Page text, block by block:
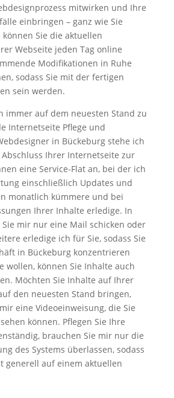
mitwirken und Ihre
einbringen – ganz wie Sie
Sie die aktuellen
Webseite jeden Tag online
Modifikationen in Ruhe
sodass Sie mit der fertigen
sein werden.
immer auf dem neuesten Stand zu
Internetseite Pflege und
in Bückeburg stehe ich
Ihrer Internetseite zur
eine Service-Flat an, bei der ich
einschließlich Updates und
monatlich kümmere und bei
Ihrer Inhalte erledige. In
mir nur eine Mail schicken oder
erledige ich für Sie, sodass Sie
in Bückeburg konzentrieren
wollen, können Sie Inhalte auch
Möchten Sie Inhalte auf Ihrer
den neuesten Stand bringen,
eine Videoeinweisung, die Sie
können. Pflegen Sie Ihre
brauchen Sie mir nur die
des Systems überlassen, sodass
generell auf einem aktuellen